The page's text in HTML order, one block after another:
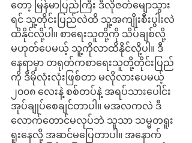
တော့ မြန်မာပြည်ကြီး ဒီလိုဇတ်မျောသွား
ရင် သူ့တိုင်းပြည်လဲထိ သူ့အကျိုးစီးပွါးလဲ
ထိနိုင်လို့ပါ။ စာရေးသူတို့ကို သိပ်ချစ်လို့
မဟုတ်ပေမယ့် သူ့ကိုလာထိနိုင်လို့ပါ။ ဒီ
နေရာမှာ တရုတ်ကစာရေးသူတို့တိုင်းပြည်
ကို ဒီမိုလုံးလုံးဖြစ်တာ မလိုလားပေမယ့်
၂၀၀၈ လေးနဲ့ စစ်တပ်နဲ့ အရပ်သားပေါင်း
အုပ်ချုပ်စေချင်တာပါ။ မအလကလဲ ဒီ
လောက်တောင်မလုပ်ဘဲ သူသာ သမ္မတရူး
ရူးနေလို့ အဆင်မပြေတာပါ။ အနောက်